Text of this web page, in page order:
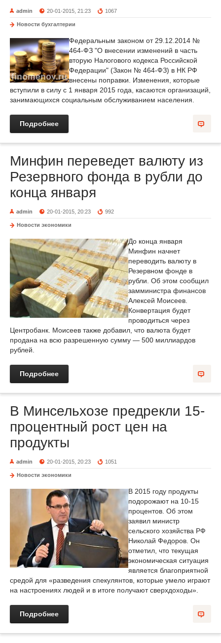
admin 20-01-2015, 21:23 1067
Новости бухгалтерии
Федеральным законом от 29.12.2014 №
464-ФЗ "О внесении изменений в часть
вторую Налогового кодекса Российской
Федерации" (Закон № 464-ФЗ) в НК РФ
внесены поправки. Изменения, которые
вступили в силу с 1 января 2015 года, касаются организаций,
занимающихся социальным обслуживанием населения.
Подробнее
Минфин переведет валюту из
Резервного фонда в рубли до
конца января
admin 20-01-2015, 20:23 992
Новости экономики
До конца января
Минфин начнет
переводить валюту в
Резервном фонде в
рубли. Об этом сообщил
замминистра финансов
Алексей Моисеев.
Конвертация будет
проводиться через
Центробанк. Моисеев также добавил, что валюта будет
продана на всю разрешенную сумму — 500 миллиардов
рублей.
Подробнее
В Минсельхозе предрекли 15-
процентный рост цен на
продукты
admin 20-01-2015, 20:23 1051
Новости экономики
В 2015 году продукты
подорожают на 10-15
процентов. Об этом
заявил министр
сельского хозяйства РФ
Николай Федоров. Он
отметил, что текущая
экономическая ситуация
является благоприятной
средой для «разведения спекулянтов, которые умело играют
на настроениях людей и в итоге получают сверхдоходы».
Подробнее